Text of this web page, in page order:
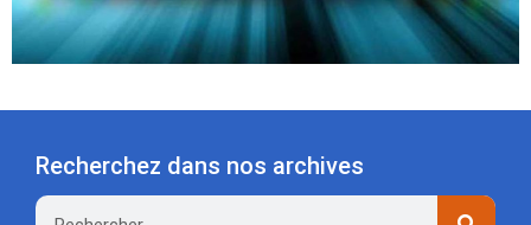
Recherchez dans nos archives